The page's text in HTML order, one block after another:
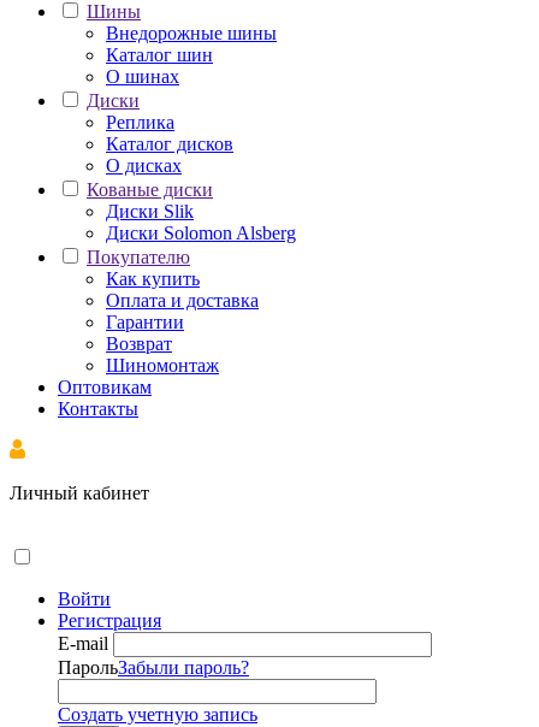
Шины
Внедорожные шины
Каталог шин
О шинах
Диски
Реплика
Каталог дисков
О дисках
Кованые диски
Диски Slik
Диски Solomon Alsberg
Покупателю
Как купить
Оплата и доставка
Гарантии
Возврат
Шиномонтаж
Оптовикам
Контакты
Личный кабинет
Войти
Регистрация
E-mail
ПарольЗабыли пароль?
Создать учетную запись